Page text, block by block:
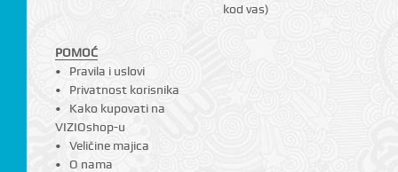
kod vas)
POMOĆ
Pravila i uslovi
Privatnost korisnika
Kako kupovati na
VIZIOshop-u
Veličine majica
O nama